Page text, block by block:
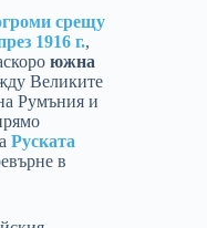
срещу
1916 г.,
южна
Великите
Румъния и
Руската
в